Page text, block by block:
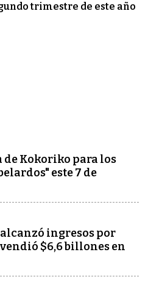
trimestre de este año
de Kokoriko para los
este 7 de
ingresos por
$6,6 billones en